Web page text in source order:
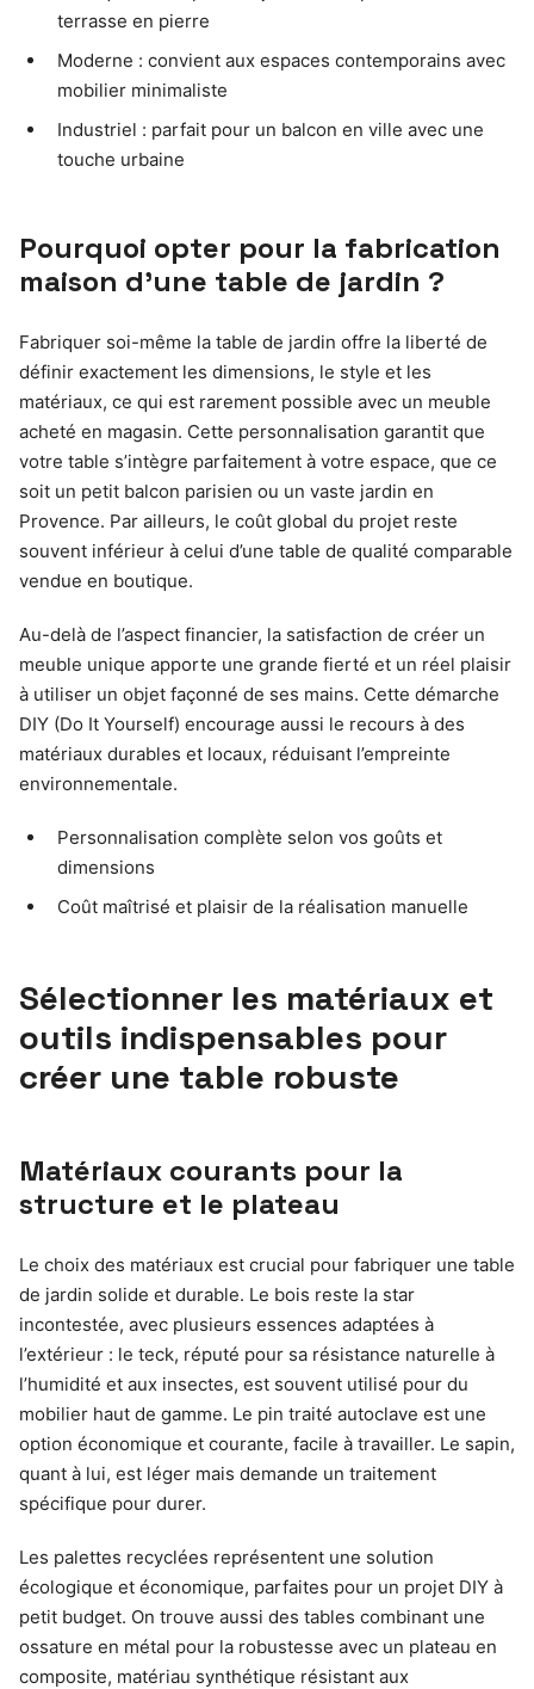
terrasse en pierre
Moderne : convient aux espaces contemporains avec
mobilier minimaliste
Industriel : parfait pour un balcon en ville avec une
touche urbaine
Pourquoi opter pour la fabrication
maison d’une table de jardin ?
Fabriquer soi-même la table de jardin offre la liberté de
définir exactement les dimensions, le style et les
matériaux, ce qui est rarement possible avec un meuble
acheté en magasin. Cette personnalisation garantit que
votre table s’intègre parfaitement à votre espace, que ce
soit un petit balcon parisien ou un vaste jardin en
Provence. Par ailleurs, le coût global du projet reste
souvent inférieur à celui d’une table de qualité comparable
vendue en boutique.
Au-delà de l’aspect financier, la satisfaction de créer un
meuble unique apporte une grande fierté et un réel plaisir
à utiliser un objet façonné de ses mains. Cette démarche
DIY (Do It Yourself) encourage aussi le recours à des
matériaux durables et locaux, réduisant l’empreinte
environnementale.
Personnalisation complète selon vos goûts et
dimensions
Coût maîtrisé et plaisir de la réalisation manuelle
Sélectionner les matériaux et
outils indispensables pour
créer une table robuste
Matériaux courants pour la
structure et le plateau
Le choix des matériaux est crucial pour fabriquer une table
de jardin solide et durable. Le bois reste la star
incontestée, avec plusieurs essences adaptées à
l’extérieur : le teck, réputé pour sa résistance naturelle à
l’humidité et aux insectes, est souvent utilisé pour du
mobilier haut de gamme. Le pin traité autoclave est une
option économique et courante, facile à travailler. Le sapin,
quant à lui, est léger mais demande un traitement
spécifique pour durer.
Les palettes recyclées représentent une solution
écologique et économique, parfaites pour un projet DIY à
petit budget. On trouve aussi des tables combinant une
ossature en métal pour la robustesse avec un plateau en
composite, matériau synthétique résistant aux